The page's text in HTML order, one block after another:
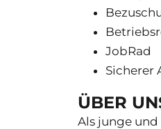
JobRad
Sicherer
ÜBER
Als junge